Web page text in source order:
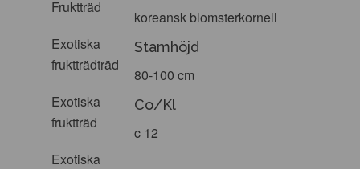
Fruktträd
Exotiska
fruktträdträd
Exotiska
fruktträd
Exotiska
koreansk blomsterkornell
Stamhöjd
80-100 cm
Co/Kl
c 12